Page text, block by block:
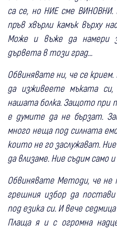
са се, но НИЕ сме
пръв хвърли камък върху
Може и въже да намери
дървета в този град…
Обвинявате ни, че се крием.
да изживеете мъката си,
нашата болка. Защото при
е думите да не бързат.
много неща под силната
които не го заслужават.
да влизаме. Ние съдим само
Обвинявате Методи, че не
грешния избор да
под езика си. И вече
Плаща я и с огромна